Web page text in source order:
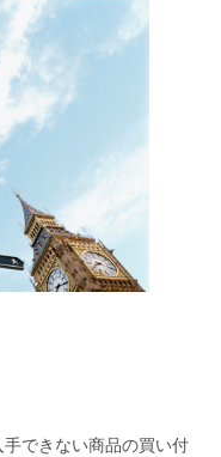
できない商品の買い付